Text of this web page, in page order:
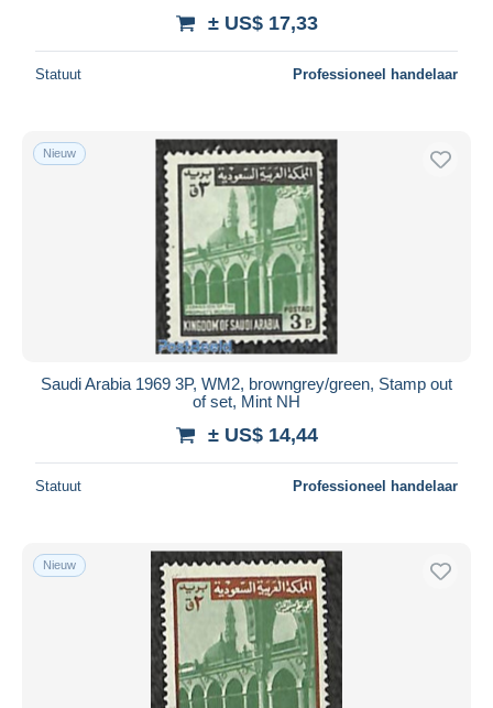
± US$ 17,33
Statuut Professioneel handelaar
Nieuw
Saudi Arabia 1969 3P, WM2, browngrey/green, Stamp out
of set, Mint NH
± US$ 14,44
Statuut Professioneel handelaar
Nieuw